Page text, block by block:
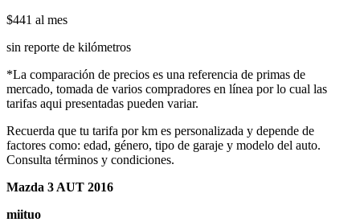
$441 al mes
sin reporte de kilómetros
*La comparación de precios es una referencia de primas de
mercado, tomada de varios compradores en línea por lo cual las
tarifas aqui presentadas pueden variar.
Recuerda que tu tarifa por km es personalizada y depende de
factores como: edad, género, tipo de garaje y modelo del auto.
Consulta términos y condiciones.
Mazda 3 AUT 2016
miituo